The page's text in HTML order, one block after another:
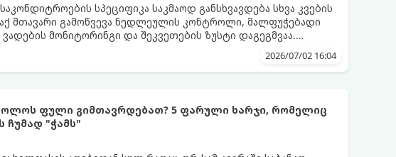
სპეციფიკა საკმაოდ განსხვავდება სხვა კვების
მთავარი გამოწვევა ნედლეულის კონტროლი, მალფუჭებადი
მონიტორინგი და შეკვეთების ზუსტი დაგეგმვაა.
და საკონდიტროებს, რათა დაეხმაროს მათ წარმოების2026/07/02 16:04
ფული გიმთავრდებათ? 5 ფარული ხარჯი, რომელიც
ჩუმად "ჭამს"